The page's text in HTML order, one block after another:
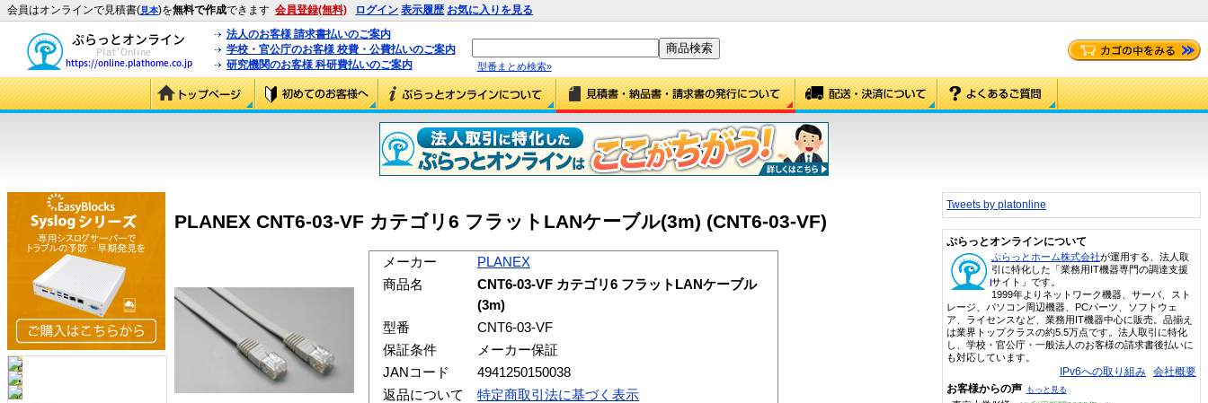
会員はオンラインで見積書(見本)を無料で作成できます 会員登録(無料) ログイン 表示履歴 お気に入りを見る
法人のお客様 請求書払いのご案内
学校・官公庁のお客様 校費・公費払いのご案内
研究機関のお客様 科研費払いのご案内
型番まとめ検索»
PLANEX CNT6-03-VF カテゴリ6 フラットLANケーブル(3m) (CNT6-03-VF)
メーカー
PLANEX
商品名
CNT6-03-VF カテゴリ6 フラットLANケーブル
(3m)
型番
CNT6-03-VF
保証条件
メーカー保証
JANコード
4941250150038
返品について
特定商取引法に基づく表示
Tweets by platonline
ぷらっとオンラインについて
ぷらっとホーム株式会社が運用する、法人取
引に特化した「業務用IT機器専門の調達支援
サイト」です。
1999年よりネットワーク機器、サーバ、スト
レージ、パソコン周辺機器、PCパーツ、ソフトウェ
ア、ライセンスなど、業務用IT機器中心に販売。品揃え
は業界トップクラスの約5.5万点です。法人取引に特化
し、学校・官公庁・一般法人のお客様の請求書後払いに
も対応しています。
IPv6への取り組み 会社概要
お客様からの声 もっと見る